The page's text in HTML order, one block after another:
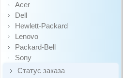
Acer
Dell
Hewlett-Packard
Lenovo
Packard-Bell
Sony
Статус заказа